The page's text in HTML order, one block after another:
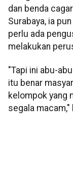
dan benda
Surabaya, ia
perlu ada
melakukan
"Tapi ini abu-
itu benar
kelompok yang
segala macam,"